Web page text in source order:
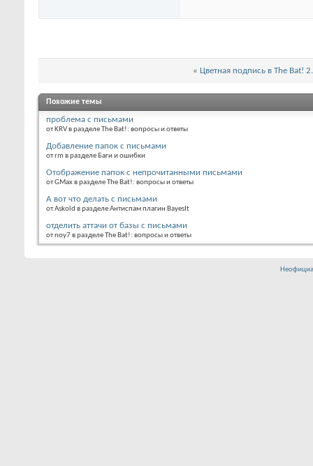
« Цветная подпись в The Bat!
Похожие темы
проблема с письмами
от KRV в разделе The Bat!: вопросы и ответы
Добавление папок с письмами
от rm в разделе Баги и ошибки
Отображение папок с непрочитанными письмами
от GMax в разделе The Bat!: вопросы и ответы
А вот что делать с письмами
от Askold в разделе Антиспам плагин BayesIt
отделить аттачи от базы с письмами
от noy7 в разделе The Bat!: вопросы и ответы